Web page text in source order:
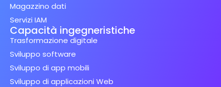
Magazzino dati
Servizi IAM
Capacità ingegneristiche
Trasformazione digitale
Sviluppo software
Sviluppo di app mobili
Sviluppo di applicazioni Web